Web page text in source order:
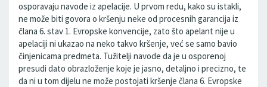
osporavaju navode iz apelacije. U prvom redu, kako su istakli,
ne može biti govora o kršenju neke od procesnih garancija iz
člana 6. stav 1. Evropske konvencije, zato što apelant nije u
apelaciji ni ukazao na neko takvo kršenje, već se samo bavio
činjenicama predmeta. Tužitelji navode da je u osporenoj
presudi dato obrazloženje koje je jasno, detaljno i precizno, te
da ni u tom dijelu ne može postojati kršenje člana 6. Evropske